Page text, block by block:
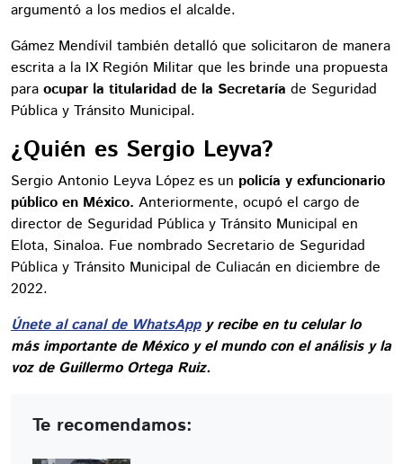
argumentó a los medios el alcalde.
Gámez Mendívil también detalló que solicitaron de manera
escrita a la IX Región Militar que les brinde una propuesta
para ocupar la titularidad de la Secretaría de Seguridad
Pública y Tránsito Municipal.
¿Quién es Sergio Leyva?
Sergio Antonio Leyva López es un policía y exfuncionario
público en México. Anteriormente, ocupó el cargo de
director de Seguridad Pública y Tránsito Municipal en
Elota, Sinaloa. Fue nombrado Secretario de Seguridad
Pública y Tránsito Municipal de Culiacán en diciembre de
2022.
Únete al canal de WhatsAppy recibe en tu celular lo
más importante de México y el mundo con el análisis y la
voz de Guillermo Ortega Ruiz.
Te recomendamos: